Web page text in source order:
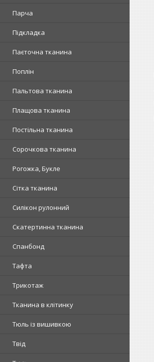
Парча
Підкладка
Паєточна тканина
Поплін
Пальтова тканина
Плащова тканина
Постільна тканина
Сорочкова тканина
Рогожка, Букле
Сітка тканина
Силікон рулонний
Скатертинна тканина
Спанбонд
Тафта
Трикотаж
Тканина в клітинку
Тюль із вишивкою
Твід